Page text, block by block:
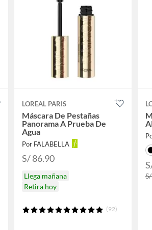
LOREAL PARIS
Máscara De Pestañas
Panorama A Prueba De
Agua
Por FALABELLA
S/ 86.90
Llega mañana
Retira hoy
(92)